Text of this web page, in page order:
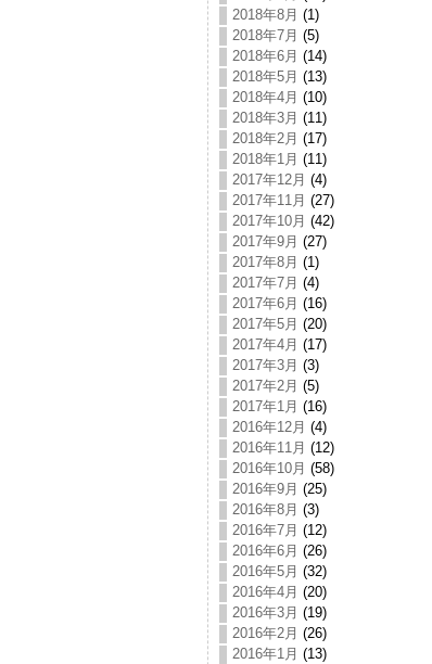
2018年8月 (1)
2018年7月 (5)
2018年6月 (14)
2018年5月 (13)
2018年4月 (10)
2018年3月 (11)
2018年2月 (17)
2018年1月 (11)
2017年12月 (4)
2017年11月 (27)
2017年10月 (42)
2017年9月 (27)
2017年8月 (1)
2017年7月 (4)
2017年6月 (16)
2017年5月 (20)
2017年4月 (17)
2017年3月 (3)
2017年2月 (5)
2017年1月 (16)
2016年12月 (4)
2016年11月 (12)
2016年10月 (58)
2016年9月 (25)
2016年8月 (3)
2016年7月 (12)
2016年6月 (26)
2016年5月 (32)
2016年4月 (20)
2016年3月 (19)
2016年2月 (26)
2016年1月 (13)